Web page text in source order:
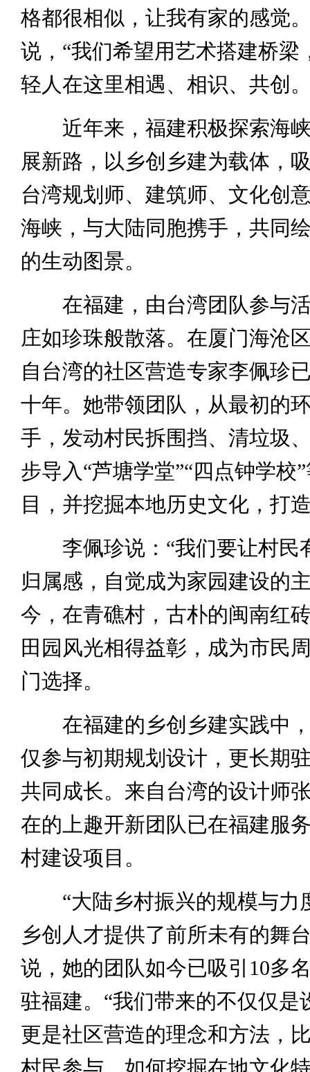
格都很相似，让我有家的感觉
说，“我们希望用艺术搭建桥梁
轻人在这里相遇、相识、共创
近年来，福建积极探索海峡
展新路，以乡创乡建为载体，
台湾规划师、建筑师、文化创
海峡，与大陆同胞携手，共同
的生动图景。
在福建，由台湾团队参与活
庄如珍珠般散落。在厦门海沧
自台湾的社区营造专家李佩珍
十年。她带领团队，从最初的
手，发动村民拆围挡、清垃圾
步导入“芦塘学堂”“四点钟学校
目，并挖掘本地历史文化，打
李佩珍说：“我们要让村民
归属感，自觉成为家园建设的
今，在青礁村，古朴的闽南红
田园风光相得益彰，成为市民
门选择。
在福建的乡创乡建实践中，
仅参与初期规划设计，更长期
共同成长。来自台湾的设计师
在的上趣开新团队已在福建服
村建设项目。
“大陆乡村振兴的规模与力
乡创人才提供了前所未有的舞
说，她的团队如今已吸引10多
驻福建。“我们带来的不仅仅是
更是社区营造的理念和方法，